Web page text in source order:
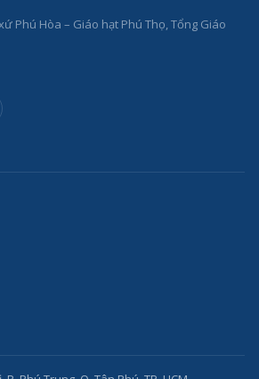
Phú Hòa – Giáo hạt Phú Thọ, Tổng Giáo